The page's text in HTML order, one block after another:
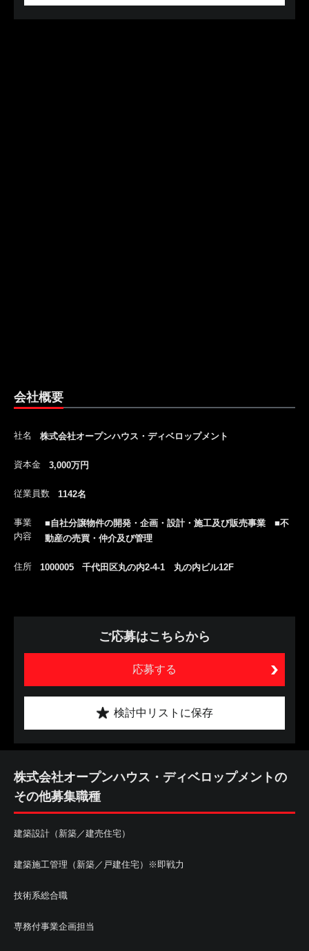
会社概要
社名 株式会社オープンハウス・ディベロップメント
資本金 3,000万円
従業員数 1142名
事業
内容
■自社分譲物件の開発・企画・設計・施工及び販売事業 ■不
動産の売買・仲介及び管理
住所 1000005 千代田区丸の内2-4-1 丸の内ビル12F
ご応募はこちらから
応募する
検討中リストに保存
株式会社オープンハウス・ディベロップメントの
その他募集職種
建築設計（新築／建売住宅）
建築施工管理（新築／戸建住宅）※即戦力
技術系総合職
専務付事業企画担当